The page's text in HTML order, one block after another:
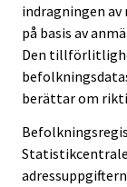
indragningen av
på basis av
Den
berättar om